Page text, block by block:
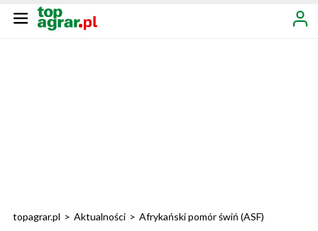
topagrar.pl > Aktualności > Afrykański pomór świń (ASF)